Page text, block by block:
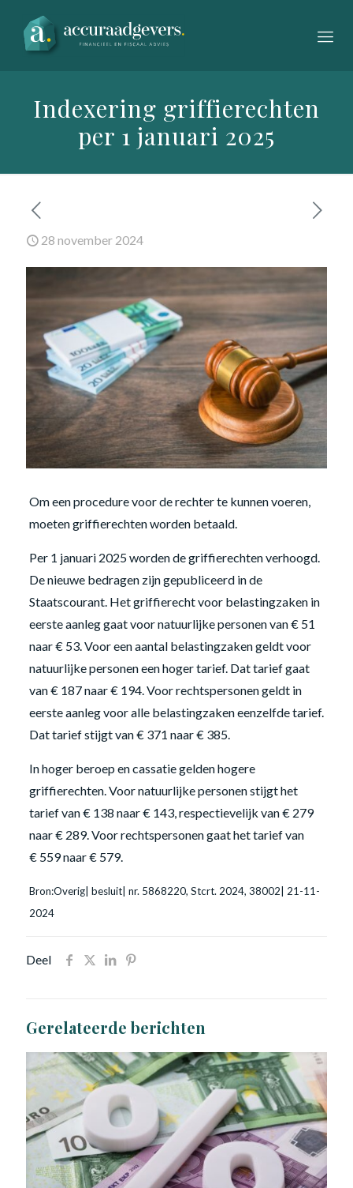
Indexering griffierechten
per 1 januari 2025
28 november 2024
Om een procedure voor de rechter te kunnen voeren,
moeten griffierechten worden betaald.
Per 1 januari 2025 worden de griffierechten verhoogd.
De nieuwe bedragen zijn gepubliceerd in de
Staatscourant. Het griffierecht voor belastingzaken in
eerste aanleg gaat voor natuurlijke personen van € 51
naar € 53. Voor een aantal belastingzaken geldt voor
natuurlijke personen een hoger tarief. Dat tarief gaat
van € 187 naar € 194. Voor rechtspersonen geldt in
eerste aanleg voor alle belastingzaken eenzelfde tarief.
Dat tarief stijgt van € 371 naar € 385.
In hoger beroep en cassatie gelden hogere
griffierechten. Voor natuurlijke personen stijgt het
tarief van € 138 naar € 143, respectievelijk van € 279
naar € 289. Voor rechtspersonen gaat het tarief van
€ 559 naar € 579.
Bron:Overig| besluit| nr. 5868220, Stcrt. 2024, 38002| 21-11-
2024
Deel
Gerelateerde berichten